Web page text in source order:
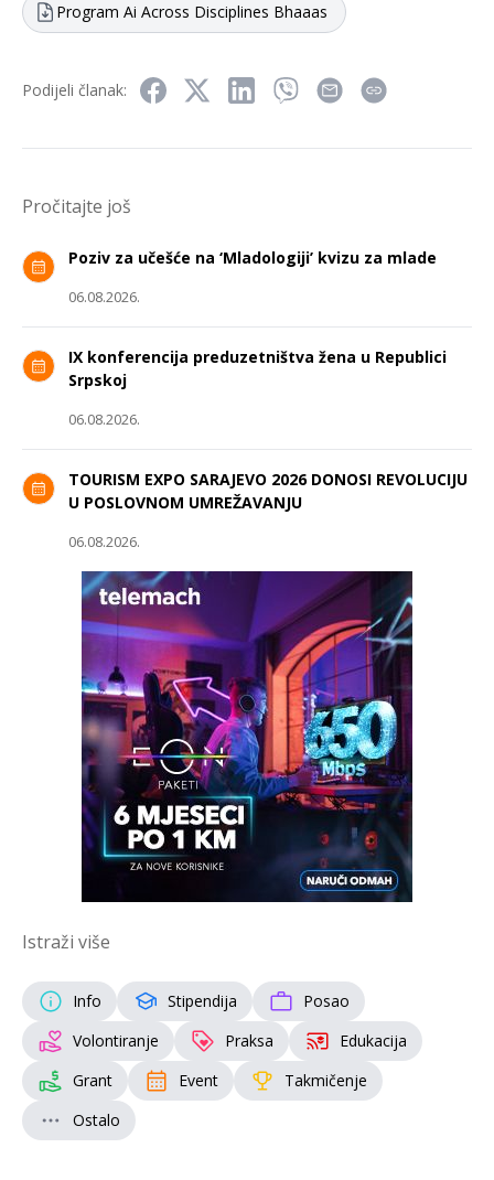
Program Ai Across Disciplines Bhaaas
Podijeli članak:
Pročitajte još
Poziv za učešće na ‘Mladologiji’ kvizu za mlade
06.08.2026.
IX konferencija preduzetništva žena u Republici
Srpskoj
06.08.2026.
TOURISM EXPO SARAJEVO 2026 DONOSI REVOLUCIJU
U POSLOVNOM UMREŽAVANJU
06.08.2026.
Istraži više
Info Stipendija
Posao
Volontiranje
Praksa
Edukacija
Grant
Event
Takmičenje
Ostalo